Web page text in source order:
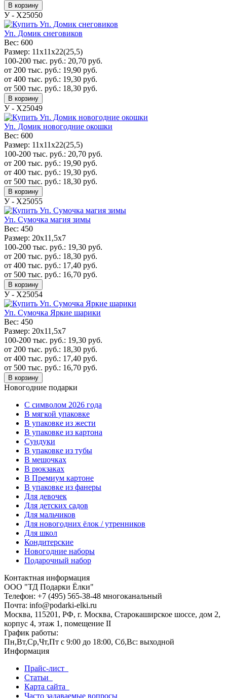
В корзину
У - Х25050
Уп. Домик снеговиков
Вес: 600
Размер: 11х11х22(25,5)
100-200 тыс. руб.: 20,70 руб.
от 200 тыс. руб.: 19,90 руб.
от 400 тыс. руб.: 19,30 руб.
от 500 тыс. руб.: 18,30 руб.
В корзину
У - Х25049
Уп. Домик новогодние окошки
Вес: 600
Размер: 11х11х22(25,5)
100-200 тыс. руб.: 20,70 руб.
от 200 тыс. руб.: 19,90 руб.
от 400 тыс. руб.: 19,30 руб.
от 500 тыс. руб.: 18,30 руб.
В корзину
У - Х25055
Уп. Сумочка магия зимы
Вес: 450
Размер: 20x11,5x7
100-200 тыс. руб.: 19,30 руб.
от 200 тыс. руб.: 18,30 руб.
от 400 тыс. руб.: 17,40 руб.
от 500 тыс. руб.: 16,70 руб.
В корзину
У - Х25054
Уп. Сумочка Яркие шарики
Вес: 450
Размер: 20x11,5x7
100-200 тыс. руб.: 19,30 руб.
от 200 тыс. руб.: 18,30 руб.
от 400 тыс. руб.: 17,40 руб.
от 500 тыс. руб.: 16,70 руб.
В корзину
Новогодние подарки
C символом 2026 года
В мягкой упаковке
В упаковке из жести
В упаковке из картона
Сундуки
В упаковке из тубы
В мешочках
В рюкзаках
В Премиум картоне
В упаковке из фанеры
Для девочек
Для детских садов
Для мальчиков
Для новогодних ёлок / утренников
Для школ
Кондитерские
Новогодние наборы
Подарочный набор
Контактная информация
ООО "ТД Подарки Ёлки"
Телефон: +7 (495) 565-38-48 многоканальный
Почта: info@podarki-elki.ru
Москва, 115201, РФ, г. Москва, Старокаширское шоссе, дом 2,
корпус 4, этаж 1, помещение II
График работы:
Пн,Вт,Ср,Чт,Пт с 9:00 до 18:00, Сб,Вс: выходной
Информация
Прайс-лист
Статьи
Карта сайта
Часто задаваемые вопросы